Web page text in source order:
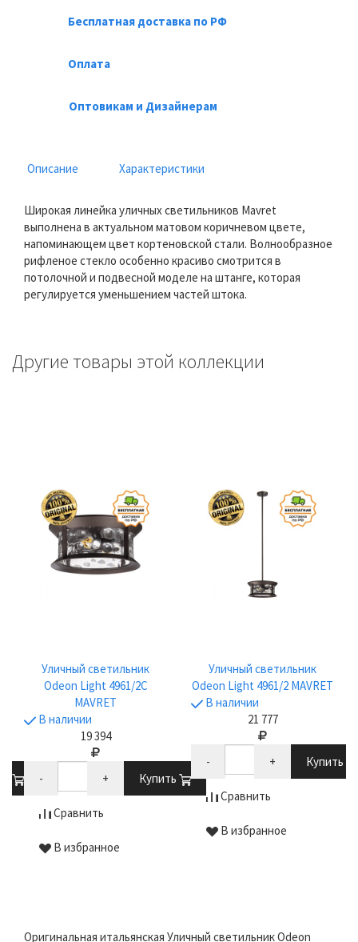
Бесплатная доставка по РФ
Оплата
Оптовикам и Дизайнерам
Описание Характеристики
Широкая линейка уличных светильников Mavret
выполнена в актуальном матовом коричневом цвете,
напоминающем цвет кортеновской стали. Волнообразное
рифленое стекло особенно красиво смотрится в
потолочной и подвесной моделе на штанге, которая
регулируется уменьшением частей штока.
Другие товары этой коллекции
Уличный светильник
Odeon Light 4961/2C
MAVRET
В наличии
19 394
- + Купить
Сравнить
В избранное
Уличный светильник
Odeon Light 4961/2 MAVRET
В наличии
21 777
- + Купить
Сравнить
В избранное
Оригинальная итальянская Уличный светильник Odeon